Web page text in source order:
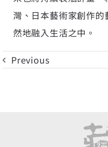
灣、日本藝術家創作
然地融入生活之中。
Previous